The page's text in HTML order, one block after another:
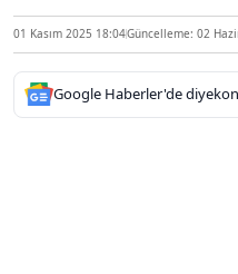
01 Kasım 2025 18:04Güncelleme: 02
Google Haberler'de